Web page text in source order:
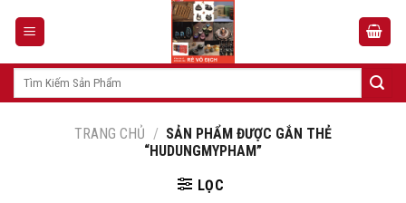
Tìm
TRANG CHỦ / SẢN PHẨM ĐƯỢC GẮN THẺ
“HUDUNGMYPHAM”
LỌC